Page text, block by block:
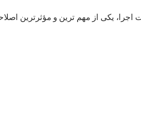
اجرا، یکی از مهم ترین و مؤثرترین